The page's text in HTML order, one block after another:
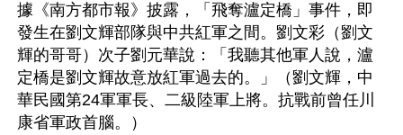
據《南方都市報》披露，「飛奪瀘定橋」事件，即
發生在劉文輝部隊與中共紅軍之間。劉文彩（劉文
輝的哥哥）次子劉元華說：「我聽其他軍人說，瀘
定橋是劉文輝故意放紅軍過去的。」（劉文輝，中
華民國第24軍軍長、二級陸軍上將。抗戰前曾任川
康省軍政首腦。）